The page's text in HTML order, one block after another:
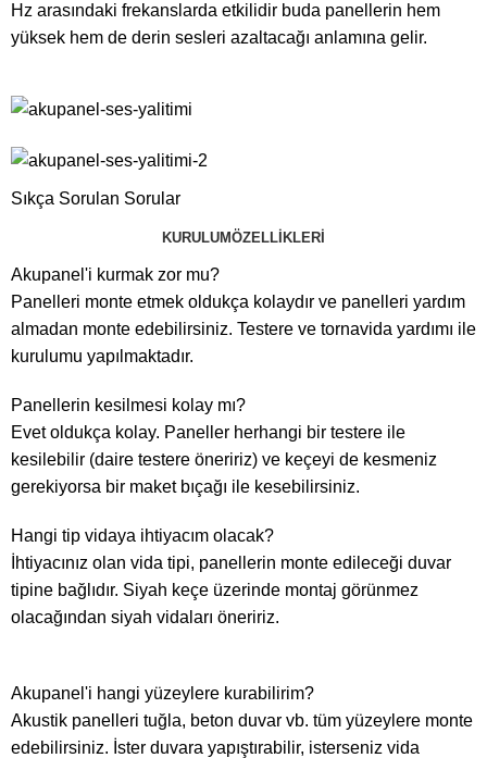
Hz arasındaki frekanslarda etkilidir buda panellerin hem
yüksek hem de derin sesleri azaltacağı anlamına gelir.
Sıkça Sorulan Sorular
KURULUMÖZELLIKLERI
Akupanel'i kurmak zor mu?
Panelleri monte etmek oldukça kolaydır ve panelleri yardım
almadan monte edebilirsiniz. Testere ve tornavida yardımı ile
kurulumu yapılmaktadır.
Panellerin kesilmesi kolay mı?
Evet oldukça kolay. Paneller herhangi bir testere ile
kesilebilir (daire testere öneririz) ve keçeyi de kesmeniz
gerekiyorsa bir maket bıçağı ile kesebilirsiniz.
Hangi tip vidaya ihtiyacım olacak?
İhtiyacınız olan vida tipi, panellerin monte edileceği duvar
tipine bağlıdır. Siyah keçe üzerinde montaj görünmez
olacağından siyah vidaları öneririz.
Akupanel'i hangi yüzeylere kurabilirim?
Akustik panelleri tuğla, beton duvar vb. tüm yüzeylere monte
edebilirsiniz. İster duvara yapıştırabilir, isterseniz vida